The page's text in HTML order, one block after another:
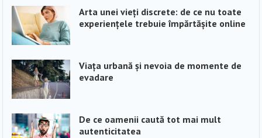
Arta unei vieți discrete: de ce nu toate
experiențele trebuie împărtășite online
Viața urbană și nevoia de momente de
evadare
De ce oamenii caută tot mai mult
autenticitatea